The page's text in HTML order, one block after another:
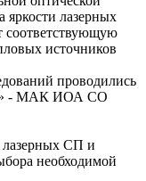
яркости лазерных
соответствующую
источников
проводились
- МАК ИОА СО
СП и
необходимой